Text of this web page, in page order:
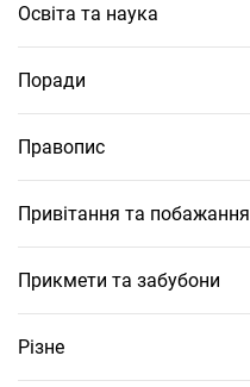
Освіта та наука
Поради
Правопис
Привітання та побажання
Прикмети та забубони
Різне